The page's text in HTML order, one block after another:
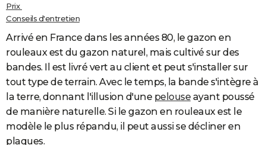
Prix
Conseils d'entretien
Arrivé en France dans les années 80, le gazon en
rouleaux est du gazon naturel, mais cultivé sur des
bandes. Il est livré vert au client et peut s'installer sur
tout type de terrain. Avec le temps, la bande s'intègre à
la terre, donnant l'illusion d'une pelouse ayant poussé
de manière naturelle. Si le gazon en rouleaux est le
modèle le plus répandu, il peut aussi se décliner en
plaques.